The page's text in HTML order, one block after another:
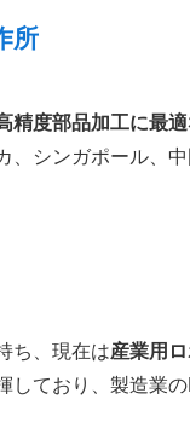
所
精度部品加工に最
シンガポール、
ち、現在は産業用
しており、製造業